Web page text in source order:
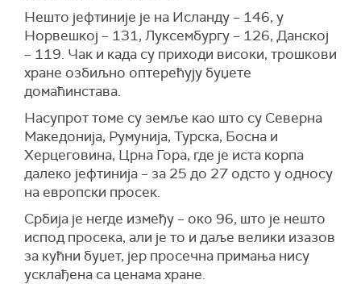
Нешто јефтиније је на Исланду – 146, у
Норвешкој – 131, Луксембургу – 126, Данској
– 119. Чак и када су приходи високи, трошкови
хране озбиљно оптерећују буџете
домаћинстава.
Насупрот томе су земље као што су Северна
Македонија, Румунија, Турска, Босна и
Херцеговина, Црна Гора, где је иста корпа
далеко јефтинија – за 25 до 27 одсто у односу
на европски просек.
Србија је негде између – око 96, што је нешто
испод просека, али је то и даље велики изазов
за кућни буџет, јер просечна примања нису
усклађена са ценама хране.